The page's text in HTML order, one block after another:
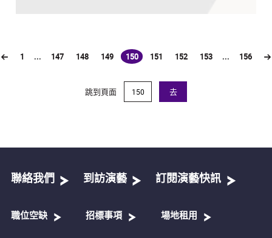
1 ... 147 148 149 150
(current)151 152 153 ... 156
跳到頁面 去
聯絡我們 到訪演藝 訂閱演藝快訊
職位空缺 招標事項 場地租用